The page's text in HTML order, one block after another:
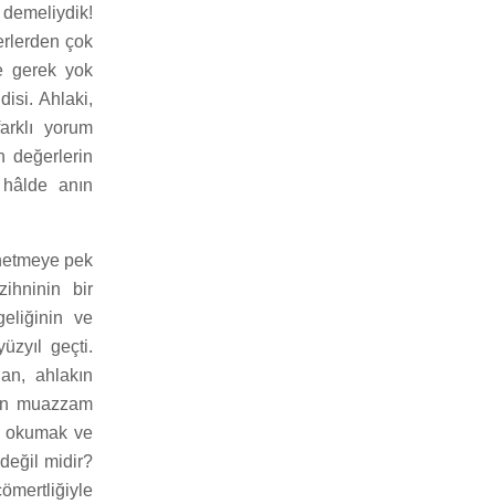
çok
gerek yok
Ahlaki,
yorum
değerlerin
anın
pek
bir
ve
geçti.
ahlakın
muazzam
okumak ve
midir?